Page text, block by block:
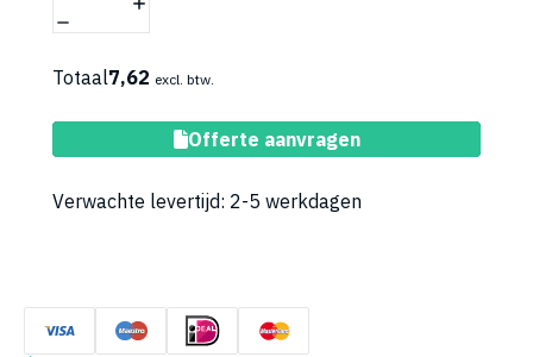
Totaal7,62 excl. btw.
Toevoegen aan winkelwagen
Offerte aanvragen
Verwachte levertijd: 2-5 werkdagen